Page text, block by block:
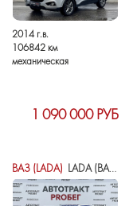
2014 г.в.
106842 км
механическая
1 090 000 РУБ
ВАЗ (LADA) LADA (ВАЗ) VESTA I